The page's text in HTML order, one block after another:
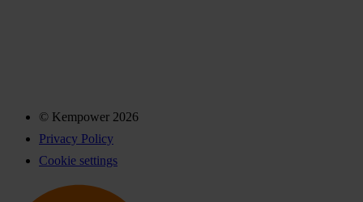
© Kempower 2026
Privacy Policy
Cookie settings